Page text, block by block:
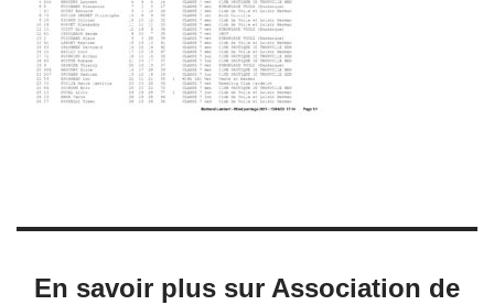
En savoir plus sur Association de